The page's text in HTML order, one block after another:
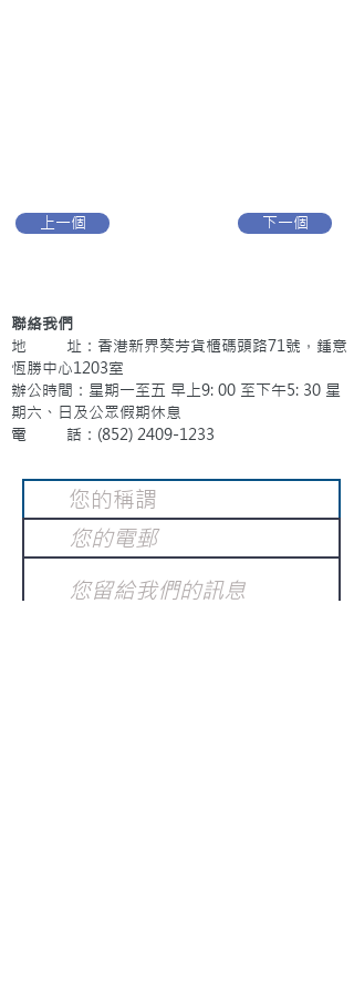
上一個 下一個
聯絡我們
地 址：香港新界葵芳貨櫃碼頭路71號，鍾意
恆勝中心1203室
辦公時間：星期一至五 早上9: 00 至下午5: 30 星
期六、日及公眾假期休息
電 話：(852) 2409-1233